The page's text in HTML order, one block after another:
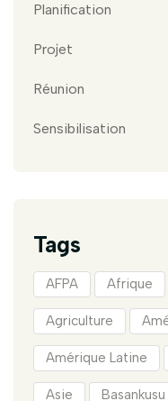
Planification
Projet
Réunion
Sensibilisation
Tags
AFPA Afrique
Agriculture
Amérique Latine
Asie Basankusu